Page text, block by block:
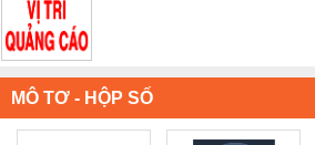
MÔ TƠ - HỘP SỐ